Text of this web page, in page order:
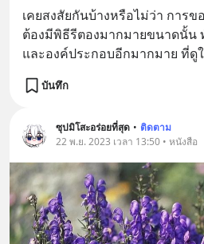
เคยสงสัยกันบ้างหรือไม่ว่า การ
ต้องมีพิธีรีตองมากมายขนาดนั้น
และองค์ประกอบอีกมากมาย ที่ดู
บันทึก
ซุปมิโสะอร่อยที่สุด • ติดตาม
22 พ.ย. 2023 เวลา 13:50 • หนังสือ